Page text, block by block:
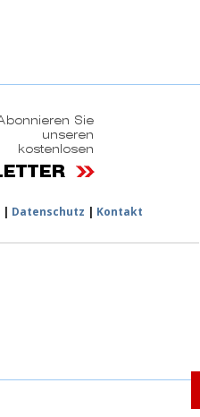
| Datenschutz | Kontakt